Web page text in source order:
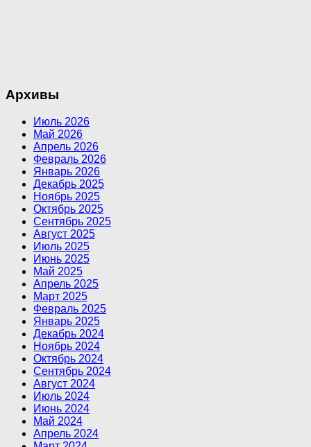
Архивы
Июль 2026
Май 2026
Апрель 2026
Февраль 2026
Январь 2026
Декабрь 2025
Ноябрь 2025
Октябрь 2025
Сентябрь 2025
Август 2025
Июль 2025
Июнь 2025
Май 2025
Апрель 2025
Март 2025
Февраль 2025
Январь 2025
Декабрь 2024
Ноябрь 2024
Октябрь 2024
Сентябрь 2024
Август 2024
Июль 2024
Июнь 2024
Май 2024
Апрель 2024